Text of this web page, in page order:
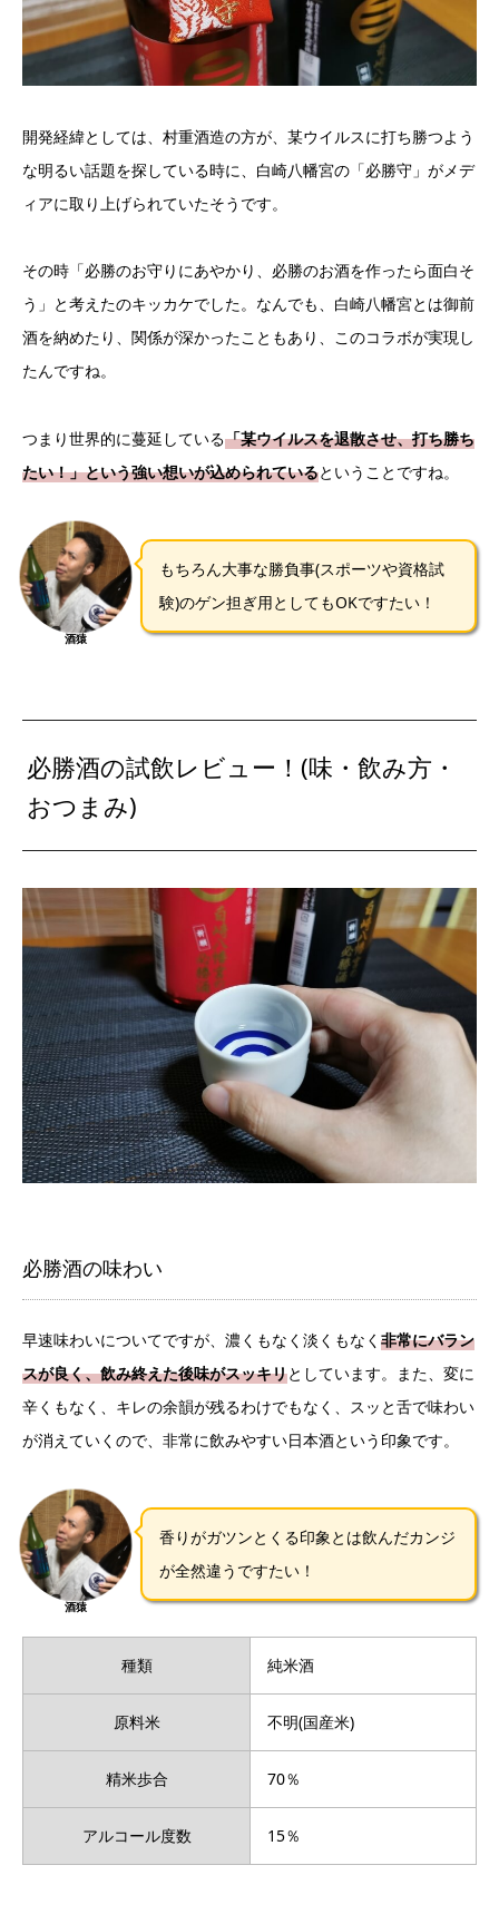
開発経緯としては、村重酒造の方が、某ウイルスに打ち勝つよう
な明るい話題を探している時に、白崎八幡宮の「必勝守」がメデ
ィアに取り上げられていたそうです。
その時「必勝のお守りにあやかり、必勝のお酒を作ったら面白そ
う」と考えたのキッカケでした。なんでも、白崎八幡宮とは御前
酒を納めたり、関係が深かったこともあり、このコラボが実現し
たんですね。
つまり世界的に蔓延している「某ウイルスを退散させ、打ち勝ち
たい！」という強い想いが込められているということですね。
酒猿
もちろん大事な勝負事(スポーツや資格試
験)のゲン担ぎ用としてもOKですたい！
必勝酒の試飲レビュー！(味・飲み方・
おつまみ)
必勝酒の味わい
早速味わいについてですが、濃くもなく淡くもなく 非常にバラン
スが良く、飲み終えた後味がスッキリとしています。また、変に
辛くもなく、キレの余韻が残るわけでもなく、スッと舌で味わい
が消えていくので、非常に飲みやすい日本酒という印象です。
酒猿
香りがガツンとくる印象とは飲んだカンジ
が全然違うですたい！
種類 純米酒
原料米 不明(国産米)
精米歩合 70％
アルコール度数 15％